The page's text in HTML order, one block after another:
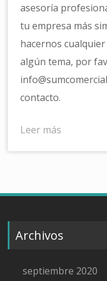
asesoría
tu empresa más
hacernos
algún tema, por
contacto.
Leer más
Archivos
septiembre 2020